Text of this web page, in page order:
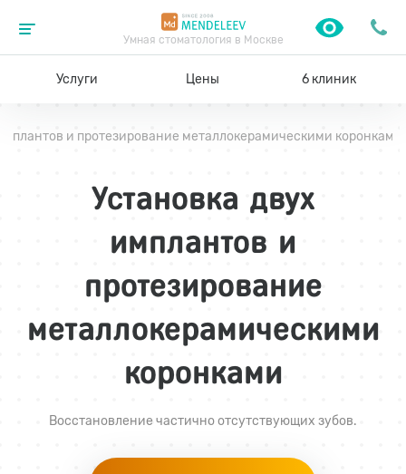
Умная стоматология в Москве
Услуги Цены 6 клиник
и протезирование металлокерамическими коронками
Установка двух
имплантов и
протезирование
металлокерамическими
коронками
Восстановление частично отсутствующих зубов.